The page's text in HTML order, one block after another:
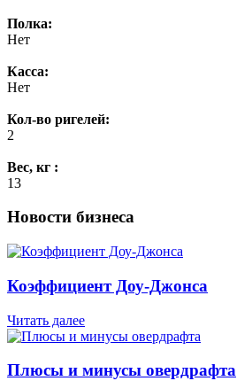
Полка:
Нет
Касса:
Нет
Кол-во ригелей:
2
Вес, кг :
13
Новости бизнеса
Коэффициент Доу-Джонса
Читать далее
Плюсы и минусы овердрафта